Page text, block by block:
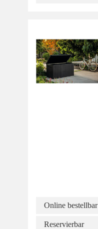
Online bestellbar
Reservierbar